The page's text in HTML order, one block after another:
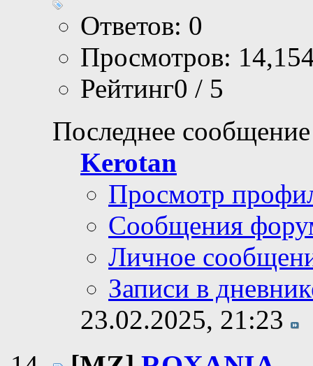
Ответов: 0
Просмотров:
Рейтинг0 / 5
Последнее
Kerotan
Просмотр
Сообщения
Личное
Записи в
23.02.2025, 21:23